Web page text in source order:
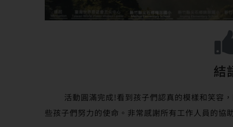
結
活動圓滿完成!看到孩子們認真的模樣和笑容，
些孩子們努力的使命。非常感謝所有工作人員的協